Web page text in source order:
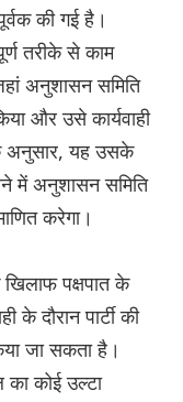
की गई है।
तरीके से काम
अनुशासन समिति
और उसे कार्यवाही
अनुसार, यह उसके
में अनुशासन समिति
करेगा।
पक्षपात के
के दौरान पार्टी की
जा सकता है।
कोई उल्टा